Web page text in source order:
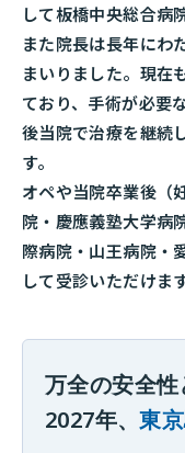
して板橋中央総合病
また院長は長年にわ
まいりました。現在
ており、手術が必要
後当院で治療を継続
す。
オペや当院卒業後（
院・慶應義塾大学病
際病院・山王病院・
して受診いただけます
万全の安全性
2027年、東